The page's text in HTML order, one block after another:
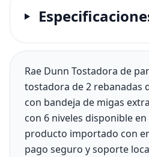
Rae Dunn Tostadora de
tostadora de 2 rebanadas
con bandeja de migas
con 6 niveles disponible en
producto importado con
pago seguro y soporte